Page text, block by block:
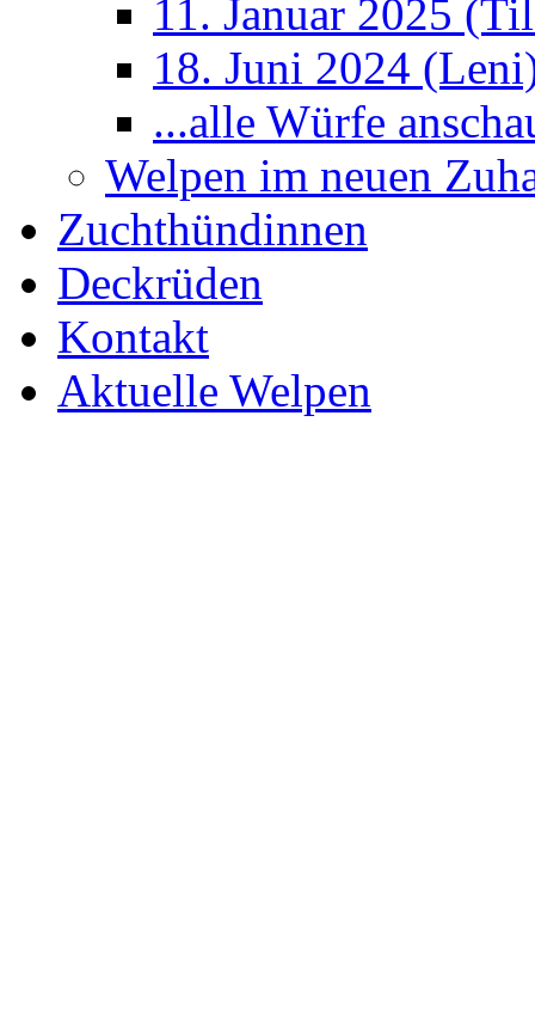
11. Januar 2025
18. Juni 2024
...alle Würfe
Welpen im neuen
Zuchthündinnen
Deckrüden
Kontakt
Aktuelle Welpen